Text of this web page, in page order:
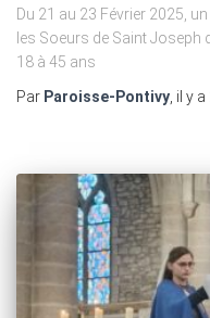
Du 21 au 23 Février 2025,
les Soeurs de Saint Joseph
18 à 45 ans
Par Paroisse-Pontivy , il y a